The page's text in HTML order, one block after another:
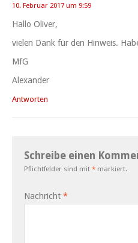
10. Februar 2017 um 9:59
Hallo Oliver,
vielen Dank für den Hinweis.
MfG
Alexander
Antworten
Schreibe einen
Pflichtfelder sind mit * markiert.
Nachricht *